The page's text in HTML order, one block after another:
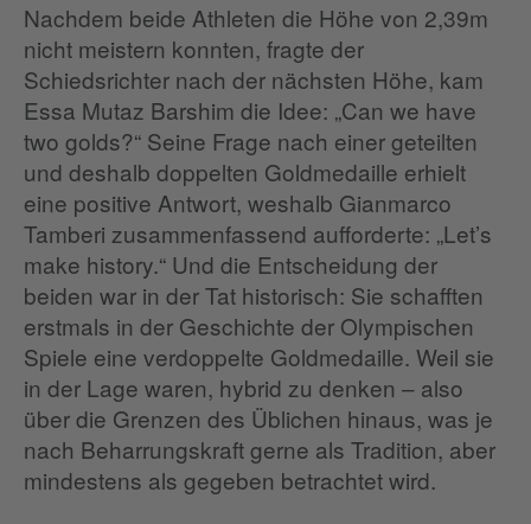
Nachdem beide Athleten die Höhe von 2,39m
nicht meistern konnten, fragte der
Schiedsrichter nach der nächsten Höhe, kam
Essa Mutaz Barshim die Idee: „Can we have
two golds?“ Seine Frage nach einer geteilten
und deshalb doppelten Goldmedaille erhielt
eine positive Antwort, weshalb Gianmarco
Tamberi zusammenfassend aufforderte: „Let’s
make history.“ Und die Entscheidung der
beiden war in der Tat historisch: Sie schafften
erstmals in der Geschichte der Olympischen
Spiele eine verdoppelte Goldmedaille. Weil sie
in der Lage waren, hybrid zu denken – also
über die Grenzen des Üblichen hinaus, was je
nach Beharrungskraft gerne als Tradition, aber
mindestens als gegeben betrachtet wird.